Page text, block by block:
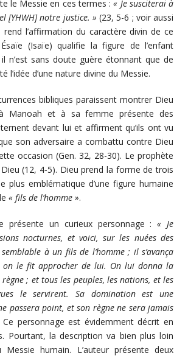
le Messie en ces termes :« Je susciterai à
[YHWH] notre justice. » (23, 5-6 ; voir aussi
l’affirmation du caractère divin de ce
(Isaïe) qualifie la figure de l’enfant
n’est sans doute guère étonnant que de
l’idée d’une nature divine du Messie.
bibliques paraissent montrer Dieu
Manoah et à sa femme présente des
devant lui et affirment qu’ils ont vu
son adversaire a combattu contre Dieu
occasion (Gen. 32, 28-30). Le prophète
(12, 4-5). Dieu prend la forme de trois
plus emblématique d’une figure humaine
« fils de l’homme ».
présente un curieux personnage :« Je
nocturnes, et voici, sur les nuées des
à un fils de l’homme ; il s’avança
on le fit approcher de lui. On lui donna la
; et tous les peuples, les nations, et les
le servirent. Sa domination est une
passera point, et son règne ne sera jamais
personnage est évidemment décrit en
Pourtant, la description va bien plus loin
humain. L’auteur présente deux